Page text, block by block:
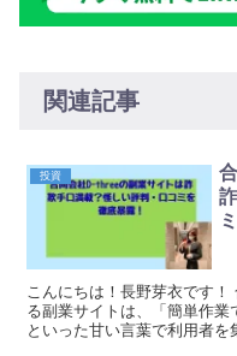
関連記事
投資
こんにちは！長野芽衣です
る副業サイトは、「簡単作業
といった甘い言葉で利用者を